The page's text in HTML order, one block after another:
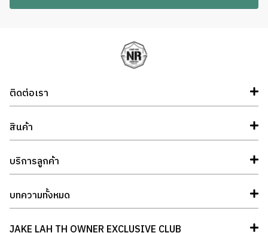
ติดต่อเรา
สินค้า
บริการลูกค้า
บทความทั้งหมด